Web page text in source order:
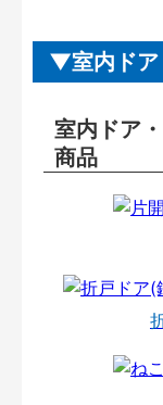
室内ド
室内ドア
商品